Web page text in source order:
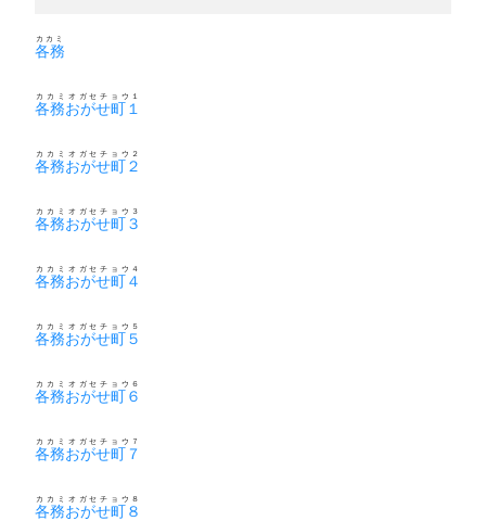
各務
カカミ
各務おがせ町１
カカミオガセチョウ１
各務おがせ町２
カカミオガセチョウ２
各務おがせ町３
カカミオガセチョウ３
各務おがせ町４
カカミオガセチョウ４
各務おがせ町５
カカミオガセチョウ５
各務おがせ町６
カカミオガセチョウ６
各務おがせ町７
カカミオガセチョウ７
各務おがせ町８
カカミオガセチョウ８